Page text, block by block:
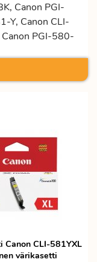
Canon PGI-
Y, Canon CLI-
PGI-580-
Canon CLI-581YXL
värikasetti